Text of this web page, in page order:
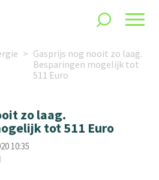
Gasprijs nog nooit zo laag.
Besparingen mogelijk tot
511 Euro
zo laag.
tot 511 Euro
10:35